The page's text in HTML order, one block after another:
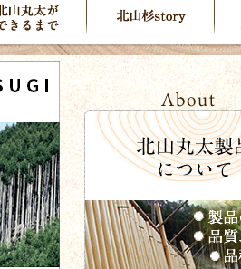
太ができる
北山杉story
ン